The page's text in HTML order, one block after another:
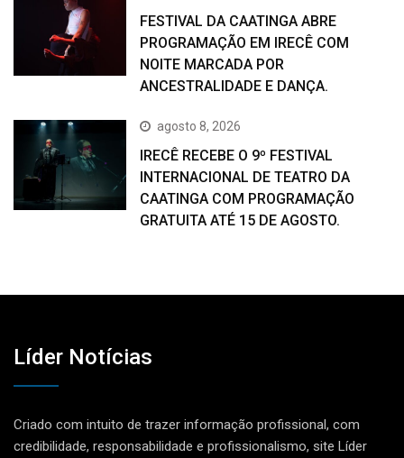
FESTIVAL DA CAATINGA ABRE
PROGRAMAÇÃO EM IRECÊ COM
NOITE MARCADA POR
ANCESTRALIDADE E DANÇA.
agosto 8, 2026
IRECÊ RECEBE O 9º FESTIVAL
INTERNACIONAL DE TEATRO DA
CAATINGA COM PROGRAMAÇÃO
GRATUITA ATÉ 15 DE AGOSTO.
Líder Notícias
Criado com intuito de trazer informação profissional, com
credibilidade, responsabilidade e profissionalismo, site Líder